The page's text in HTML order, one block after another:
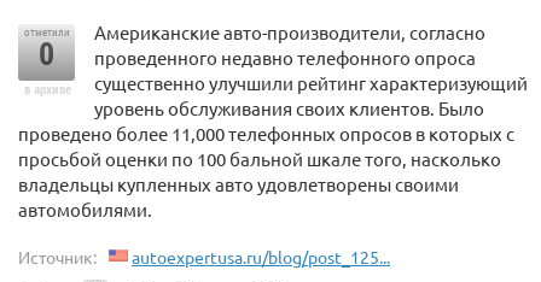
отметили
0
в архиве
Американские авто-производители, согласно
проведенного недавно телефонного опроса
существенно улучшили рейтинг характеризующий
уровень обслуживания своих клиентов. Было
проведено более 11,000 телефонных опросов в которых с
просьбой оценки по 100 бальной шкале того, насколько
владельцы купленных авто удовлетворены своими
автомобилями.
Источник: autoexpertusa.ru/blog/post_125...